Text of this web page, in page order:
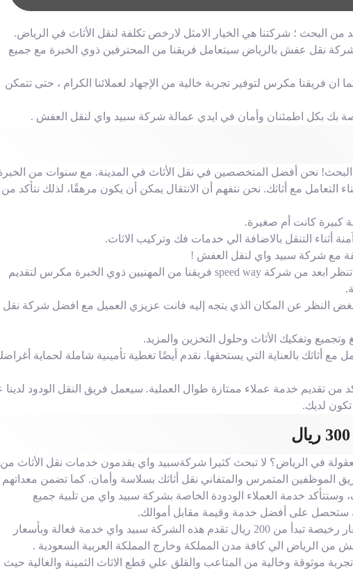
البحث ؛ شركتنا هي الخيار الامثل لارخص تكلفة لنقل الأثاث في الرياض.
نقل عفش بالرياض سيتعامل فريقنا من المحترفين ذوي الخبرة مع جميع
فريقنا مكرس لتوفير تجربة خالية من الإجهاد لعملائنا الكرام ، حتى تتمكن
بك بكل اطمئنان وأمان في ايدي عمالة شركة سبيد واي لنقل العفش .
نحن أفضل المتخصصين في نقل الأثاث في المدينة. مع سنوات من
التعامل مع أثاثك. نحن نتفهم أن الانتقال يمكن أن يكون مرهقًا، لذلك نتأكد من
كبيرة كانت أم صغيرة.
أثناء التنقل بالاضافة الي خدمات فك وتركيب الاثاث.
ثقة مع شركة سبيد واي لنقل العفش !
اذا كنت تبحث عن شركة نقل أثاث موثوقة بالرياض لا تنظر ابعد من شركة speed way فريقنا من المهنيين ذوي الخبرة مكرس لتقديم
النظر عن المكان الذي يتجه إليه فانت عزيزي العميل مع افضل شركة نقل
وتجميع وتفكيك الأثاث وحلول التخزين والمزيد.
أثاثك بالعناية التي يستحقها. نقدم أيضًا تغطية تأمينية شاملة لحماية
من تقديم خدمة عملاء ممتازة طوال العملية. سيعمل فريق النقل الودود
لديك.
في الرياض؟ لا تبحث كثيرا شركةسبيد واي يقدمون خدمات نقل الأثاث من
300 ريال. سيضمن لك فريق الموظفين المتمرس والمتفاني نقل أثاثك بسلاسة وأمان. كما تضمن معداتهم
وستتأكد خدمة العملاء الودودة الخاصة بشركة سبيد واي من تلبية جميع
هل تبحث عن ارخص شركة نقل اثاث بالرياض بي أسعار رخيصة تبدأ من 200 ريال تقدم هذه الشركة سبيد واي خدمة فعالة وبأسعار
من الرياض الي كافة مدن المملكة وخارج المملكة العربية السعودية .
موثوقة وخالية من المتاعب والقلق علي قطع الاثاث الثمينة والغالية حيث